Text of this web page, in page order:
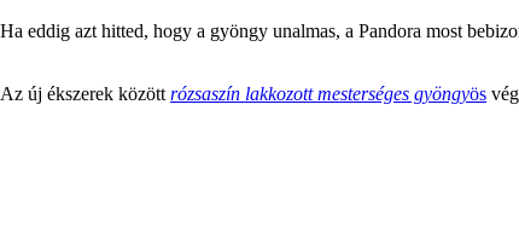
Ha eddig azt hitted, hogy a gyöngy unalmas, a Pandora most
Az új ékszerek között rózsaszín lakkozott mesterséges gyöngyös